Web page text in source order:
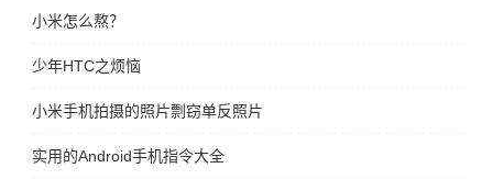
小米怎么熬？
少年HTC之烦恼
小米手机拍摄的照片剽窃单反照片
实用的Android手机指令大全